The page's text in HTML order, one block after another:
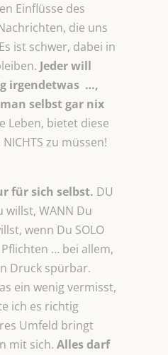
Einflüsse des
die uns
ist schwer, dabei in
Jeder will
irgendetwas …,
selbst gar nix
Leben, bietet diese
zu müssen!
für sich selbst. DU
willst, WANN Du
wenn Du SOLO
… bei allem,
Druck spürbar.
ein wenig vermisst,
ich es richtig
Umfeld bringt
mit sich.Alles darf